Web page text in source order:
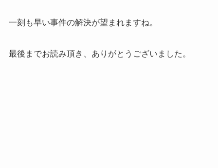
一刻も早い事件の解決が望まれますね。
最後までお読み頂き、ありがとうございました。